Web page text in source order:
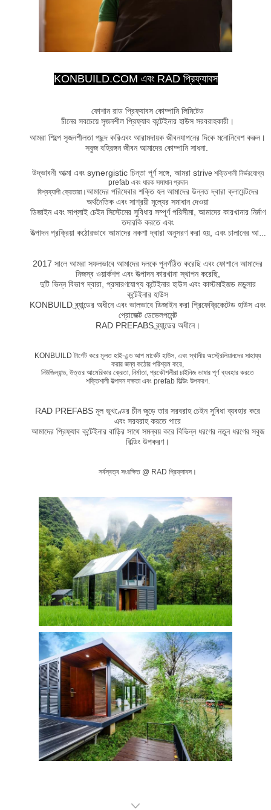
KONBUILD.COM এবং RAD প্রিফ্যাবস
ফোশান রাড প্রিফ্যাবস কোম্পানি লিমিটেড
চীনের সবচেয়ে সৃজনশীল প্রিফ্যাব কন্টেইনার হাউস সরবরাহকারী।
আমরা শিল্পে সৃজনশীলতা পছন্দ করিএবং আরামদায়ক জীবনযাপনের দিকে মনোনিবেশ করুন।
সবুজ বহিরঙ্গন জীবন আমাদের কোম্পানি সাধনা.
উদ্ভাবনী আত্মা এবং synergistic চিন্তা পূর্ণ সঙ্গে, আমরা strive শক্তিশালী নির্ভরযোগ্য
prefab এবং ধারক সমাধান প্রদান
বিশ্বব্যাপী ক্রেতারা।আমাদের পরিষেবার শক্তি হল আমাদের উন্নত দ্বারা ক্লায়েন্টদের
অর্থনৈতিক এবং সাশ্রয়ী মূল্যের সমাধান দেওয়া
ডিজাইন এবং সাপ্লাই চেইন সিস্টেমের সুবিধার সম্পূর্ণ পরিসীমা, আমাদের কারখানার নির্মাণ
তদারকি করতে এবং
উত্পাদন প্রক্রিয়া কঠোরভাবে আমাদের নকশা দ্বারা অনুসরণ করা হয়, এবং চালানের আগে
2017 সালে আমরা সফলভাবে আমাদের দলকে পুনর্গঠিত করেছি এবং ফোশানে আমাদের
নিজস্ব ওয়ার্কশপ এবং উত্পাদন কারখানা স্থাপন করেছি,
দুটি ভিন্ন বিভাগ দ্বারা, প্রসারণযোগ্য কন্টেইনার হাউস এবং কাস্টমাইজড মডুলার
কন্টেইনার হাউস
KONBUILD ব্র্যান্ডের অধীনে এবং ভালভাবে ডিজাইন করা প্রিফেব্রিকেটেড হাউস এবং
প্রোজেক্ট ডেভেলপমেন্ট
RAD PREFABS ব্র্যান্ডের অধীনে।
KONBUILD টার্গেট করে মূলত হাই-এন্ড আপ মার্কেট হাউস, এবং স্থানীয় অস্ট্রেলিয়ানদের সাহায্য
করার জন্য কঠোর পরিশ্রম করে,
নিউজিল্যান্ড, উত্তর আমেরিকার ক্রেতা, নির্মাতা, প্রকৌশলীরা চাইনিজ ভাষার পূর্ণ ব্যবহার করতে
শক্তিশালী উত্পাদন দক্ষতা এবং prefab বিল্ডিং উপকরণ.
RAD PREFABS মূল ভূখণ্ডের চীন জুড়ে তার সরবরাহ চেইন সুবিধা ব্যবহার করে
এবং সরবরাহ করতে পারে
আমাদের প্রিফ্যাব কন্টেইনার বাড়ির সাথে সমন্বয় করে বিভিন্ন ধরণের নতুন ধরণের সবুজ
বিল্ডিং উপকরণ।
সর্বস্বত্ব সংরক্ষিত @ RAD প্রিফ্যাবস।